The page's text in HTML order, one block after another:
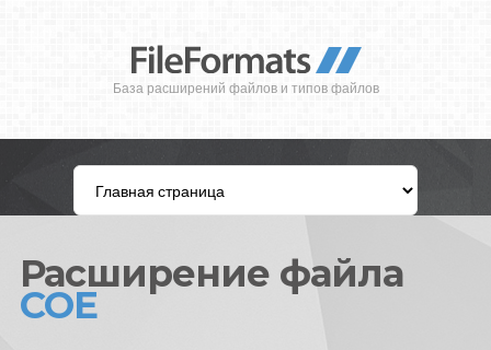
База расширений файлов и типов файлов
Расширение файла
COE